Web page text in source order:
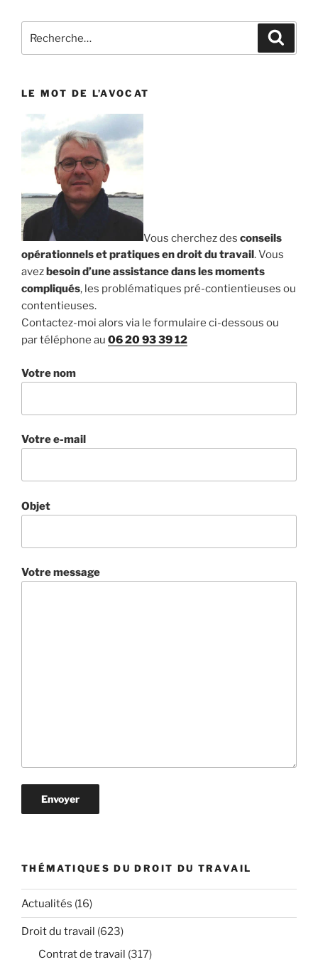
pour
LE MOT DE L’AVOCAT
Vous cherchez des conseils
opérationnels et pratiques en droit du travail. Vous
avezbesoin d’une assistance dans les moments
compliqués, les problématiques pré-contientieuses ou
contentieuses.
Contactez-moi alors via le formulaire ci-dessous ou
par téléphone au 06 20 93 39 12
Votre nom
Votre e-mail
Objet
Votre message
THÉMATIQUES DU DROIT DU TRAVAIL
Actualités (16)
Droit du travail (623)
Contrat de travail (317)